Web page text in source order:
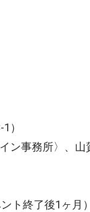
）
ン事務所〉、山
ト終了後1ヶ月）